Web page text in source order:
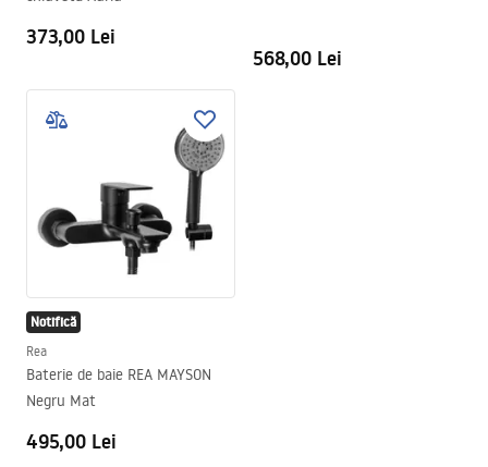
373,00 Lei
568,00 Lei
Notifică
Rea
Baterie de baie REA MAYSON
Negru Mat
495,00 Lei